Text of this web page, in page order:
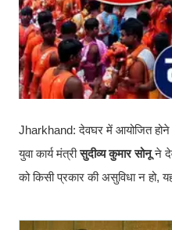
Jharkhand: देवघर में आयोजित होने
युवा कार्य मंत्रीसुदीव्य कुमार सोनूने
को किसी प्रकार की असुविधा न हो,